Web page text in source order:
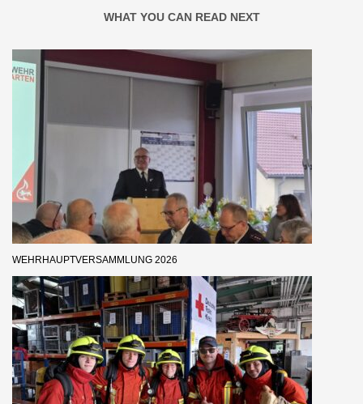
WHAT YOU CAN READ NEXT
WEHRHAUPTVERSAMMLUNG 2026